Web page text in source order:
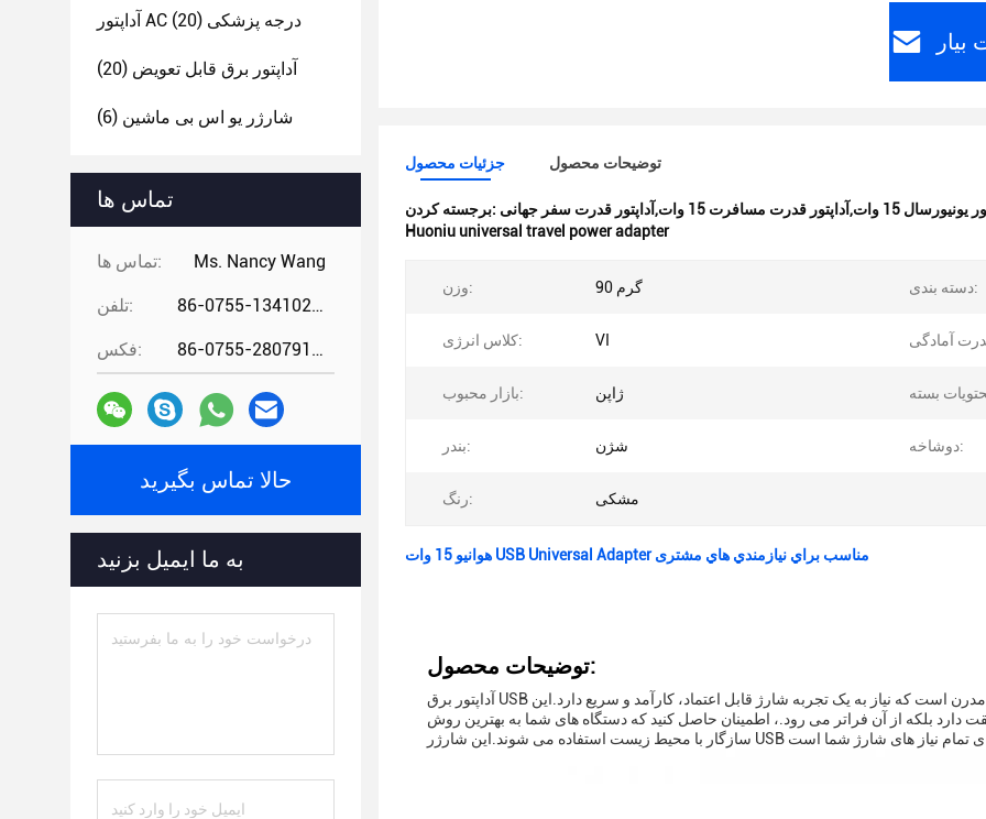
آداپتور AC درجه پزشکی (20)
آداپتور برق قابل تعویض (20)
شارژر یو اس بی ماشین (6)
تماس ها
تماس ها: Ms. Nancy Wang
تلفن: 86-0755-13410274294
فکس: 86-0755-28079166
حالا تماس بگیرید
به ما ایمیل بزنید
جزئیات محصول توضیحات محصول
برجسته کردن:
Huoniu universal travel power adapter
وزن: 90 گرم دسته بندی:
کلاس انرژی: VI
بازار محبوب: ژاپن
بندر: شژن دوشاخه:
رنگ: مشکی
هوانيو 15 وات USB Universal Adapter مناسب براي نيازمندي هاي مشتری
توضیحات محصول:
آداپتور برق USB جهانی یک راه حل پیشرفته طراحی شده برای مصرف کننده مدرن است که نیاز به یک تجربه شارژ قابل اعتماد، کارآمد و سریع دارد.این
دارد بلکه از آن فراتر می رود.، اطمینان حاصل کنید که دستگاه های شما به بهترین روش